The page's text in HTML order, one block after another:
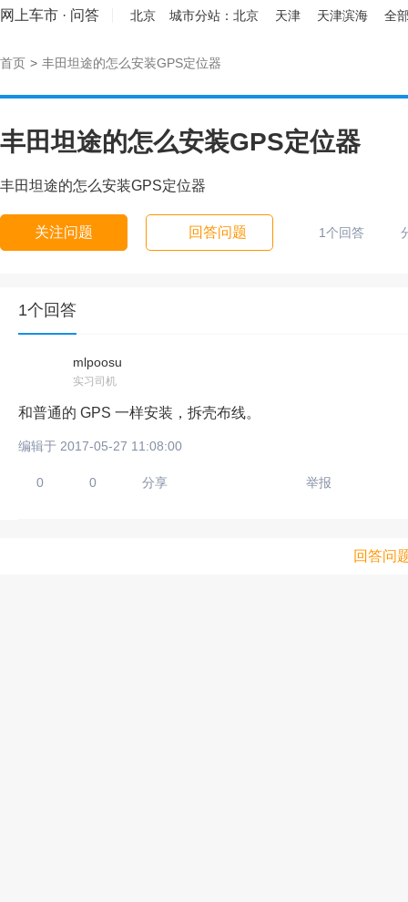
网上车市 · 问答 北京 城市分站： 北京 天津 天津滨海 全
首页 > 丰田坦途的怎么安装GPS定位器
丰田坦途的怎么安装GPS定位器
丰田坦途的怎么安装GPS定位器
关注问题 回答问题 1个回答
1个回答
mlpoosu
实习司机
和普通的 GPS 一样安装，拆壳布线。
编辑于 2017-05-27 11:08:00
0 0 分享 举报
回答问